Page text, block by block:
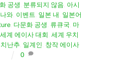
공생 분류되지 않음 아시
와, 이벤트 일본 내 일본어
다문화 공생 류큐국 마
세계 에이사 대회 세계 우치
난추 일계인 창작 에이사
0